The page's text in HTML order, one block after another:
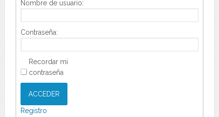
Nombre de usuario:
Contraseña:
Recordar mi
contraseña
ACCEDER
Registro